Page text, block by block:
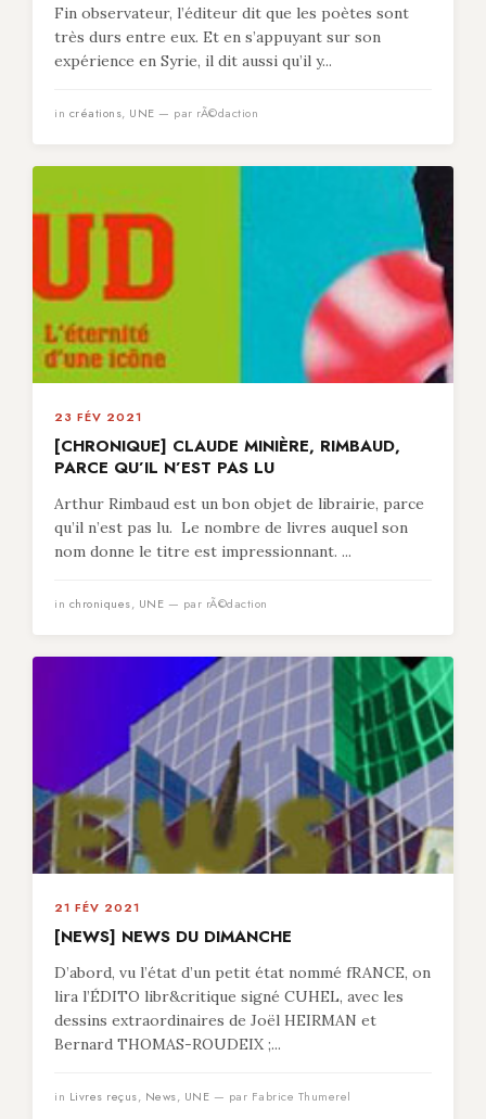
Fin observateur, l’éditeur dit que les poètes sont
très durs entre eux. Et en s’appuyant sur son
expérience en Syrie, il dit aussi qu’il y...
in créations, UNE — par rÃ©daction
23 FÉV 2021
[CHRONIQUE] CLAUDE MINIÈRE, RIMBAUD,
PARCE QU’IL N’EST PAS LU
Arthur Rimbaud est un bon objet de librairie, parce
qu’il n’est pas lu. Le nombre de livres auquel son
nom donne le titre est impressionnant. ...
in chroniques, UNE — par rÃ©daction
21 FÉV 2021
[NEWS] NEWS DU DIMANCHE
D’abord, vu l’état d’un petit état nommé fRANCE, on
lira l’ÉDITO libr&critique signé CUHEL, avec les
dessins extraordinaires de Joël HEIRMAN et
Bernard THOMAS-ROUDEIX ;...
in Livres reçus, News, UNE — par Fabrice Thumerel